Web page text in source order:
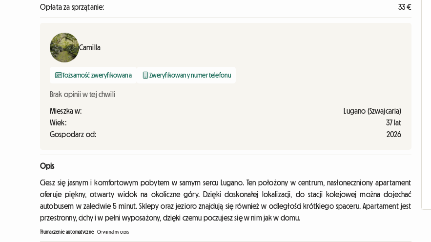
Opłata za sprzątanie:
33 €
Camilla
Tożsamość zweryfikowana Zweryfikowany numer telefonu
Brak opinii w tej chwili
Mieszka w:
Lugano (Szwajcaria)
Wiek:
37 lat
Gospodarz od:
2026
Opis
Ciesz się jasnym i komfortowym pobytem w samym sercu Lugano. Ten położony w centrum, nasłoneczniony apartament
oferuje piękny, otwarty widok na okoliczne góry. Dzięki doskonałej lokalizacji, do stacji kolejowej można dojechać
autobusem w zaledwie 5 minut. Sklepy oraz jezioro znajdują się również w odległości krótkiego spaceru. Apartament jest
przestronny, cichy i w pełni wyposażony, dzięki czemu poczujesz się w nim jak w domu.
Tłumaczenie automatyczne-Oryginalny opis